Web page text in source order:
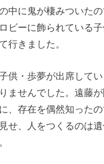
中に鬼が棲みついた
ビーに飾られている
行きました。
供・歩夢が出席して
ませんでした。遠藤
、存在を偶然知った
せ、人をつくるのは